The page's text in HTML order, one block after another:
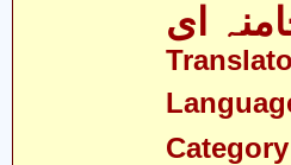
ای